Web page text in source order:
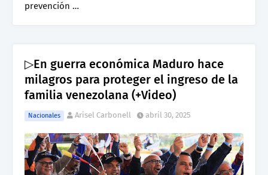
prevención …
▷En guerra económica Maduro hace
milagros para proteger el ingreso de la
familia venezolana (+Video)
Nacionales Arisel Carbonell abril 30, 2025